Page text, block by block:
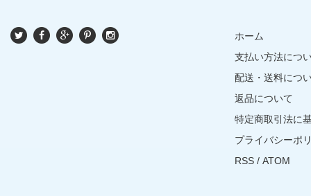
ホーム
支払い方法につ
配送・送料につ
返品について
特定商取引法に
プライバシーポ
RSS / ATOM